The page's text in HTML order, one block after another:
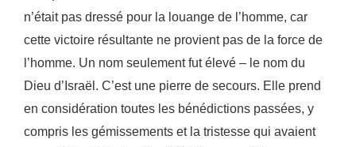
n’était pas dressé pour la louange de l’homme, car
cette victoire résultante ne provient pas de la force de
l’homme. Un nom seulement fut élevé – le nom du
Dieu d’Israël. C’est une pierre de secours. Elle prend
en considération toutes les bénédictions passées, y
compris les gémissements et la tristesse qui avaient